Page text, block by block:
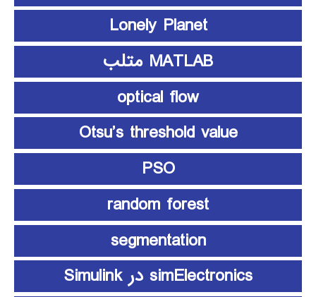
Lonely Planet
MATLAB متلب
optical flow
Otsu’s threshold value
PSO
random forest
segmentation
simElectronics در Simulink